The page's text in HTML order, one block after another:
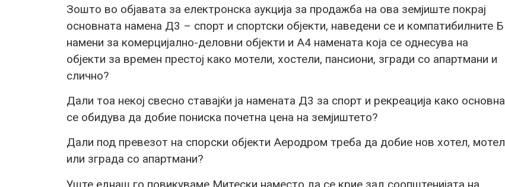
Зошто во објавата за електронска аукција за продажба на ова земјиште покрај
основната намена Д3 – спорт и спортски објекти, наведени се и компатибилните Б
намени за комерцијално-деловни објекти и А4 намената која се однесува на
објекти за времен престој како мотели, хостели, пансиони, згради со апартмани и
слично?
Дали тоа некој свесно ставајќи ја намената Д3 за спорт и рекреација како основна
се обидува да добие пониска почетна цена на земјиштето?
Дали под превезот на спорски објекти Аеродром треба да добие нов хотел, мотел
или зграда со апартмани?
Уште еднаш го повикуваме Митески наместо да се крие зад соопштенијата на